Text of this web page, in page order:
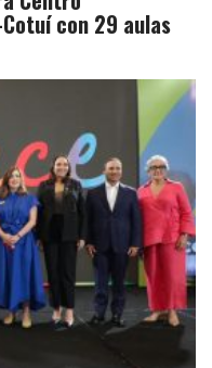
con 29 aulas